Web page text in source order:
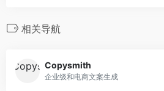
相关导航
Copysmith
企业级和电商文案生成